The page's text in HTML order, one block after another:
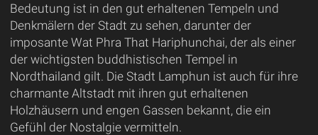
Bedeutung ist in den gut erhaltenen Tempeln und
Denkmälern der Stadt zu sehen, darunter der
imposante Wat Phra That Hariphunchai, der als einer
der wichtigsten buddhistischen Tempel in
Nordthailand gilt. Die Stadt Lamphun ist auch für ihre
charmante Altstadt mit ihren gut erhaltenen
Holzhäusern und engen Gassen bekannt, die ein
Gefühl der Nostalgie vermitteln.